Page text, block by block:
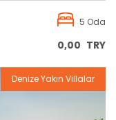
5 Oda
0,00 TRY
Denize Yakın Villalar